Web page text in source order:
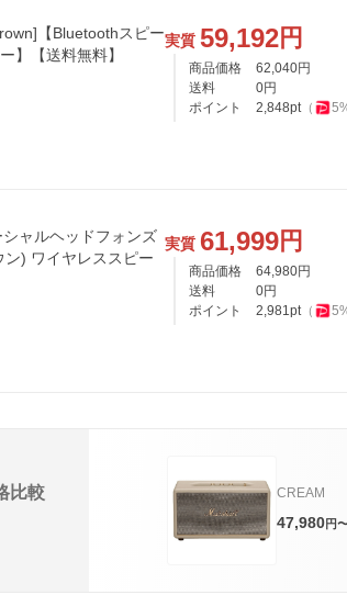
【Bluetoothスピー
】【送料無料】
実質 59,192円
商品価格 62,040円
送料
0円
ポイント
2,848pt（ 5
ャルヘッドフォンズ
) ワイヤレススピー
実質 61,999円
商品価格 64,980円
送料
0円
ポイント
2,981pt（ 5
比較 CREAM
47,980円